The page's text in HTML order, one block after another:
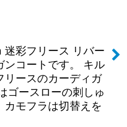
彩フリース リバー
ンコートです。 キル
リースのカーディガ
ゴースローの刺しゅ
カモフラは切替えを